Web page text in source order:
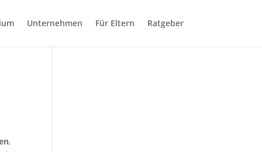
Unternehmen Für Eltern Ratgeber
,